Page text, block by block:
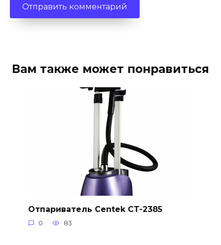
Вам также может понравиться
Отпариватель Centek CT-2385
0 83